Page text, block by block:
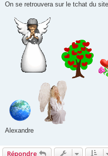
On se retrouvera sur le tchat du
Alexandre
Répondre